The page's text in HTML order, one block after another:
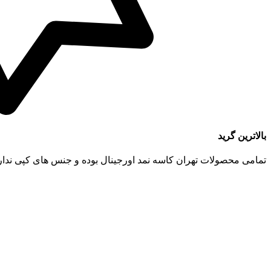
بالاترین گرید
تمامی محصولات تهران کاسه نمد اورجینال بوده و جنس های کپی